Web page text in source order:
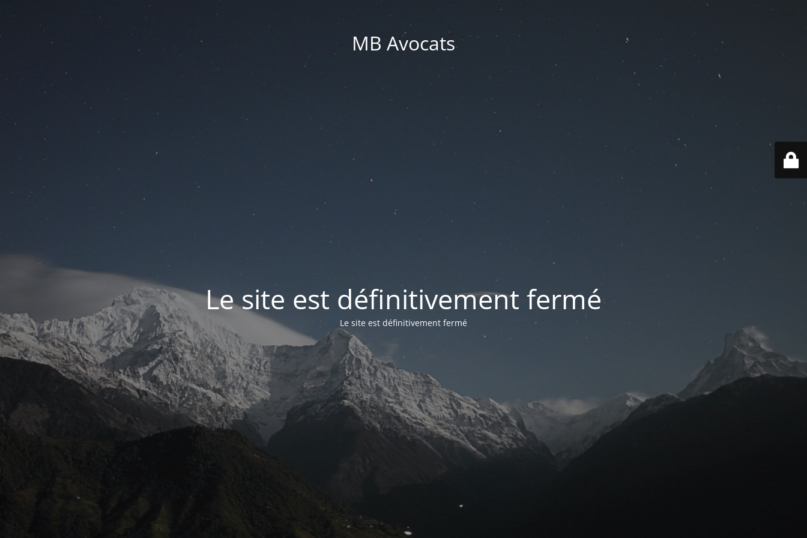
MB Avocats
Le site est définitivement fermé
Le site est définitivement fermé